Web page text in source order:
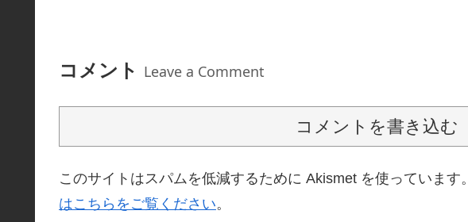
コメント Leave a Comment
コメントを書き込む
このサイトはスパムを低減するために Akismet を使っています。
はこちらをご覧ください。